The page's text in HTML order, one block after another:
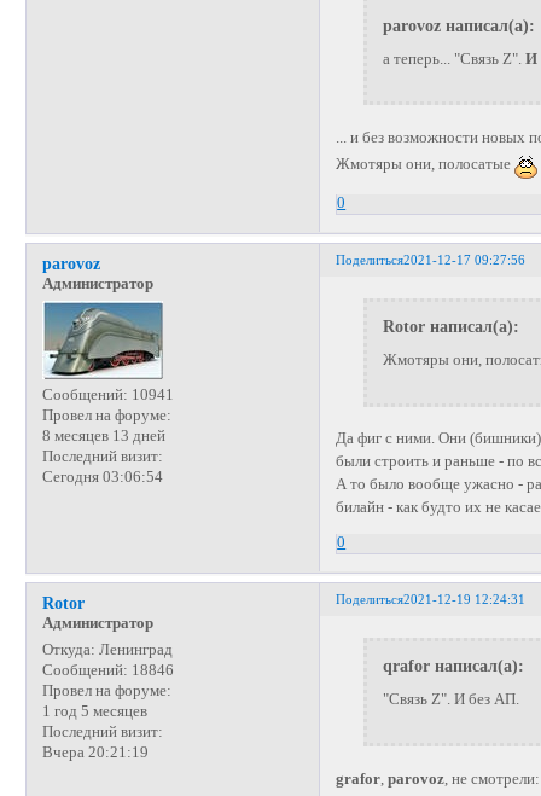
parovoz написал(а):
а теперь... "Связь Z". И
... и без возможности новых
Жмотяры они, полосатые
0
Поделиться2021-12-17 09:27:56
parovoz
Администратор
Сообщений: 10941
Провел на форуме:
8 месяцев 13 дней
Последний визит:
Сегодня 03:06:54
Rotor написал(а):
Жмотяры они,
Да фиг с ними. Они (бишники)
были строить и раньше - по
А то было вообще ужасно -
билайн - как будто их не
0
Поделиться2021-12-19 12:24:31
Rotor
Администратор
Откуда: Ленинград
Сообщений: 18846
Провел на форуме:
1 год 5 месяцев
Последний визит:
Вчера 20:21:19
qrafor написал(а):
"Связь Z". И без АП.
grafor ,parovoz , не